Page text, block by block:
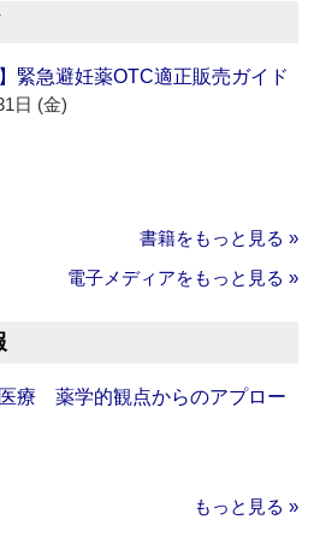
緊急避妊薬OTC適正販売ガイド
日 (金)
書籍をもっと見る »
電子メディアをもっと見る »
医療 薬学的観点からのアプロー
もっと見る »